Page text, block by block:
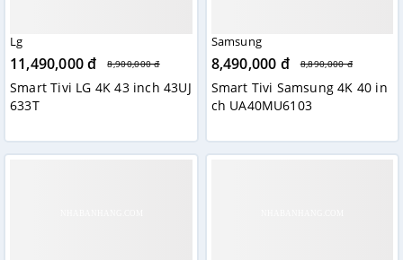
Kết nối đa dạng với thiết bị ngoài
Tivi Panasonic TH-49ES500V được trang bị 3 cổng HDMI, 2
cổng USB giúp bạn kết nối tivi với laptop, đầu đĩa để tha
Lg
11,490,000 đ 8,900,000 đ
Smart Tivi LG 4K 43 inch 43UJ
633T
Samsung
8,490,000 đ 8,890,000 đ
Smart Tivi Samsung 4K 40 in
ch UA40MU6103